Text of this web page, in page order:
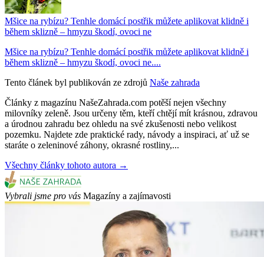
Mšice na rybízu? Tenhle domácí postřik můžete aplikovat klidně i
během sklizně – hmyzu škodí, ovoci ne
Mšice na rybízu? Tenhle domácí postřik můžete aplikovat klidně i
během sklizně – hmyzu škodí, ovoci ne....
Tento článek byl publikován ze zdrojů Naše zahrada
Články z magazínu NašeZahrada.com potěší nejen všechny
milovníky zeleně. Jsou určeny těm, kteří chtějí mít krásnou, zdravou
a úrodnou zahradu bez ohledu na své zkušenosti nebo velikost
pozemku. Najdete zde praktické rady, návody a inspiraci, ať už se
staráte o zeleninové záhony, okrasné rostliny,...
Všechny články tohoto autora →
Vybrali jsme pro vás Magazíny a zajímavosti